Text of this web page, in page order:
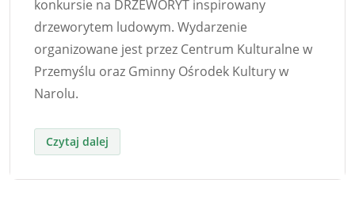
konkursie na DRZEWORYT inspirowany
drzeworytem ludowym. Wydarzenie
organizowane jest przez Centrum Kulturalne w
Przemyślu oraz Gminny Ośrodek Kultury w
Narolu.